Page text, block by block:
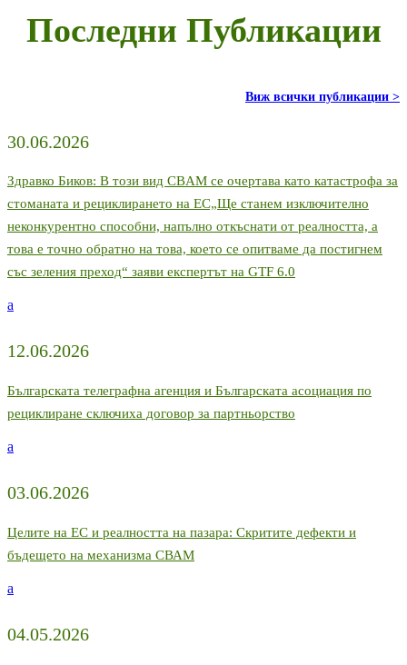
Последни Публикации
Виж всички публикации >
30.06.2026
Здравко Биков: В този вид CBAM се очертава като катастрофа за
стоманата и рециклирането на ЕС„Ще станем изключително
неконкурентно способни, напълно откъснати от реалността, а
това е точно обратно на това, което се опитваме да постигнем
със зеления преход“ заяви експертът на GTF 6.0
a
12.06.2026
Българската телеграфна агенция и Българската асоциация по
рециклиране сключиха договор за партньорство
a
03.06.2026
Целите на ЕС и реалността на пазара: Скритите дефекти и
бъдещето на механизма СВАМ
a
04.05.2026